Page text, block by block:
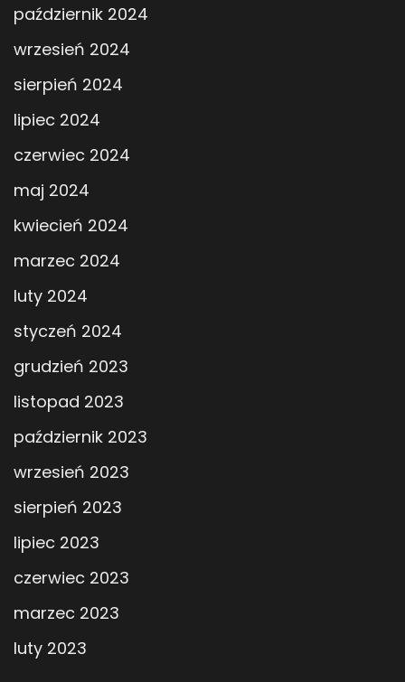
październik 2024
wrzesień 2024
sierpień 2024
lipiec 2024
czerwiec 2024
maj 2024
kwiecień 2024
marzec 2024
luty 2024
styczeń 2024
grudzień 2023
listopad 2023
październik 2023
wrzesień 2023
sierpień 2023
lipiec 2023
czerwiec 2023
marzec 2023
luty 2023